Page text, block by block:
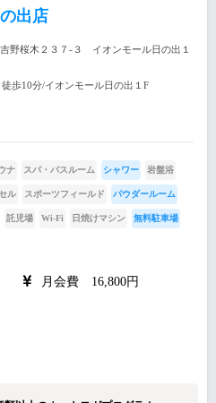
出店
野桜木２３７-３ イオンモール日の出１
歩10分/イオンモール日の出１F
ナ スパ・バスルーム シャワー 岩盤浴
ル スポーツフィールド パウダールーム
託児場 Wi-Fi 日焼けマシン 無料駐車場
月会費 16,800円